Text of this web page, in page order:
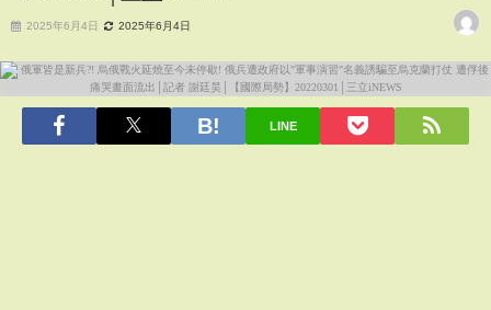
2025年6月4日 2025年6月4日
LINE